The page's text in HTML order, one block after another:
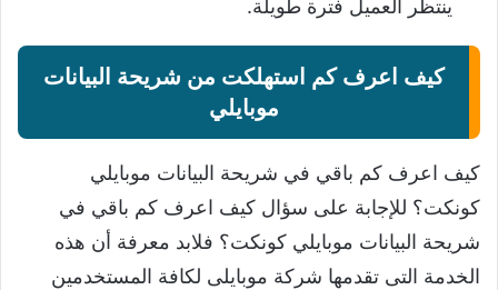
ينتظر العميل فترة طويلة.
كيف اعرف كم استهلكت من شريحة البيانات
موبايلي
كيف اعرف كم باقي في شريحة البيانات موبايلي
كونكت؟ للإجابة على سؤال كيف اعرف كم باقي في
شريحة البيانات موبايلي كونكت؟ فلابد معرفة أن هذه
الخدمة التى تقدمها شركة موبايلى لكافة المستخدمين